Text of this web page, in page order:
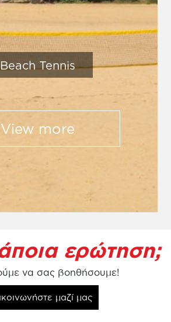
Beach Tennis
View more
ερώτηση;
να σας βοηθήσουμε!
μαζί μας